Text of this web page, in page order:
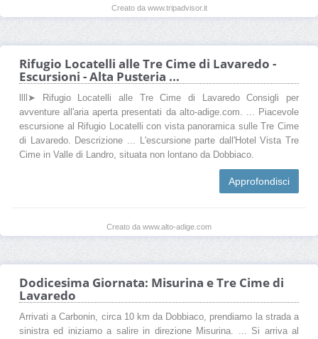
Creato da www.tripadvisor.it
Rifugio Locatelli alle Tre Cime di Lavaredo -
Escursioni - Alta Pusteria ...
llll➤ Rifugio Locatelli alle Tre Cime di Lavaredo Consigli per
avventure all'aria aperta presentati da alto-adige.com. ... Piacevole
escursione al Rifugio Locatelli con vista panoramica sulle Tre Cime
di Lavaredo. Descrizione ... L'escursione parte dall'Hotel Vista Tre
Cime in Valle di Landro, situata non lontano da Dobbiaco.
Approfondisci
Creato da www.alto-adige.com
Dodicesima Giornata: Misurina e Tre Cime di
Lavaredo
Arrivati a Carbonin, circa 10 km da Dobbiaco, prendiamo la strada a
sinistra ed iniziamo a salire in direzione Misurina. ... Si arriva al